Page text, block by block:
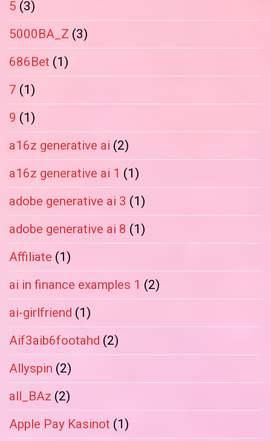
5 (3)
5000BA_Z (3)
686Bet (1)
7 (1)
9 (1)
a16z generative ai (2)
a16z generative ai 1 (1)
adobe generative ai 3 (1)
adobe generative ai 8 (1)
Affiliate (1)
ai in finance examples 1 (2)
ai-girlfriend (1)
Aif3aib6footahd (2)
Allyspin (2)
all_BAz (2)
Apple Pay Kasinot (1)